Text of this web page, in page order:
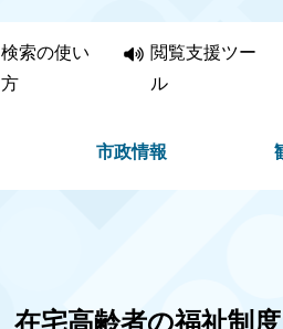
検索の使い
方
閲覧支援ツー
ル
市政情報
在宅高齢者の福祉制